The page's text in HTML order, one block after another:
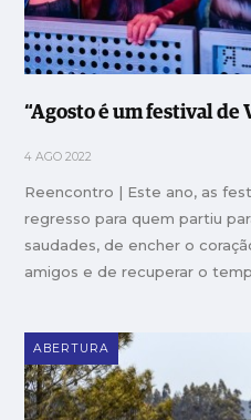
“Agosto é um festival de
4 AGO 2022
Reencontro | Este ano, as
regresso para quem partiu
saudades, de encher o
amigos e de recuperar o
ABERTURA